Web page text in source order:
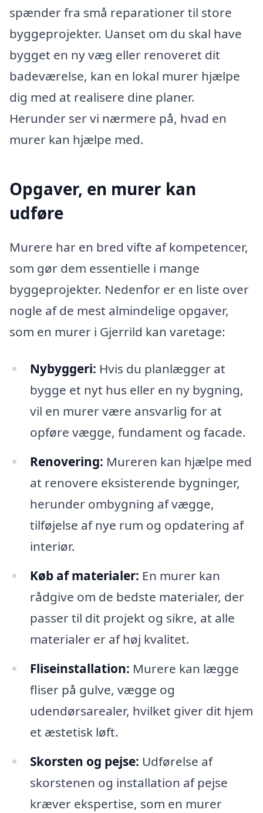
spænder fra små reparationer til store
byggeprojekter. Uanset om du skal have
bygget en ny væg eller renoveret dit
badeværelse, kan en lokal murer hjælpe
dig med at realisere dine planer.
Herunder ser vi nærmere på, hvad en
murer kan hjælpe med.
Opgaver, en murer kan
udføre
Murere har en bred vifte af kompetencer,
som gør dem essentielle i mange
byggeprojekter. Nedenfor er en liste over
nogle af de mest almindelige opgaver,
som en murer i Gjerrild kan varetage:
Nybyggeri: Hvis du planlægger at
bygge et nyt hus eller en ny bygning,
vil en murer være ansvarlig for at
opføre vægge, fundament og facade.
Renovering: Mureren kan hjælpe med
at renovere eksisterende bygninger,
herunder ombygning af vægge,
tilføjelse af nye rum og opdatering af
interiør.
Køb af materialer: En murer kan
rådgive om de bedste materialer, der
passer til dit projekt og sikre, at alle
materialer er af høj kvalitet.
Fliseinstallation: Murere kan lægge
fliser på gulve, vægge og
udendørsarealer, hvilket giver dit hjem
et æstetisk løft.
Skorsten og pejse: Udførelse af
skorstenen og installation af pejse
kræver ekspertise, som en murer